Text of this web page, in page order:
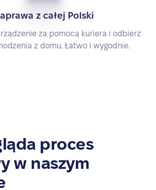
z całej Polski
za pomocą kuriera i odbierz
z domu. Łatwo i wygodnie.
proces
w naszym